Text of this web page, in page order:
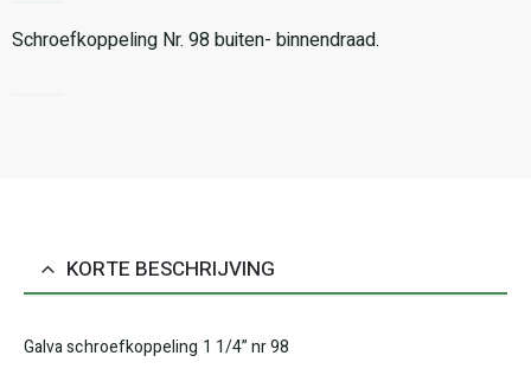
Schroefkoppeling Nr. 98 buiten- binnendraad.
KORTE BESCHRIJVING
Galva schroefkoppeling 1 1/4” nr 98